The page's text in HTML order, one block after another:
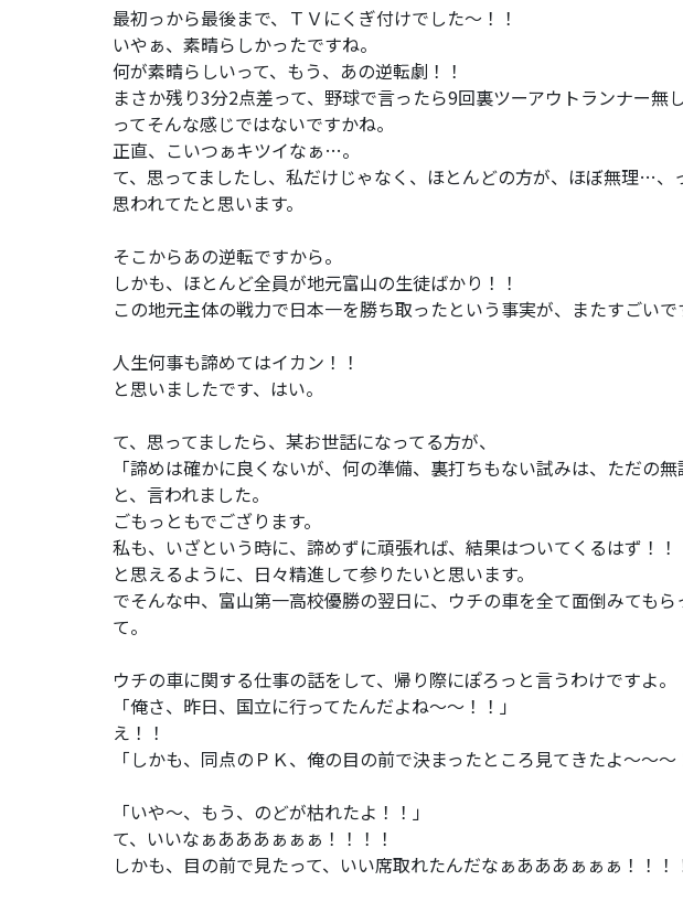
最初っから最後まで、ＴＶにくぎ付けでした～！！
いやぁ、素晴らしかったですね。
何が素晴らしいって、もう、あの逆転劇！！
まさか残り3分2点差って、野球で言ったら9回裏ツーアウトランナー無
ってそんな感じではないですかね。
正直、こいつぁキツイなぁ…。
て、思ってましたし、私だけじゃなく、ほとんどの方が、ほぼ無理…、
思われてたと思います。
そこからあの逆転ですから。
しかも、ほとんど全員が地元富山の生徒ばかり！！
この地元主体の戦力で日本一を勝ち取ったという事実が、またすごいで
人生何事も諦めてはイカン！！
と思いましたです、はい。
て、思ってましたら、某お世話になってる方が、
「諦めは確かに良くないが、何の準備、裏打ちもない試みは、ただの無
と、言われました。
ごもっともでござります。
私も、いざという時に、諦めずに頑張れば、結果はついてくるはず！！
と思えるように、日々精進して参りたいと思います。
でそんな中、富山第一高校優勝の翌日に、ウチの車を全て面倒みても
て。
ウチの車に関する仕事の話をして、帰り際にぽろっと言うわけですよ。
「俺さ、昨日、国立に行ってたんだよね～～！！」
え！！
「しかも、同点のＰＫ、俺の目の前で決まったところ見てきたよ～～～
「いや～、もう、のどが枯れたよ！！」
て、いいなぁあああぁぁぁ！！！！
しかも、目の前で見たって、いい席取れたんだなぁあああぁぁぁ！！！